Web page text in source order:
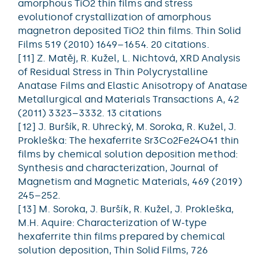
amorphous TiO2 thin films and stress
evolutionof crystallization of amorphous
magnetron deposited TiO2 thin films. Thin Solid
Films 519 (2010) 1649–1654. 20 citations.
[11] Z. Matěj, R. Kužel, L. Nichtová, XRD Analysis
of Residual Stress in Thin Polycrystalline
Anatase Films and Elastic Anisotropy of Anatase
Metallurgical and Materials Transactions A, 42
(2011) 3323–3332. 13 citations
[12] J. Buršík, R. Uhrecký, M. Soroka, R. Kužel, J.
Prokleška: The hexaferrite Sr3Co2Fe24O41 thin
films by chemical solution deposition method:
Synthesis and characterization, Journal of
Magnetism and Magnetic Materials, 469 (2019)
245–252.
[13] M. Soroka, J. Buršík, R. Kužel, J. Prokleška,
M.H. Aquire: Characterization of W-type
hexaferrite thin films prepared by chemical
solution deposition, Thin Solid Films, 726